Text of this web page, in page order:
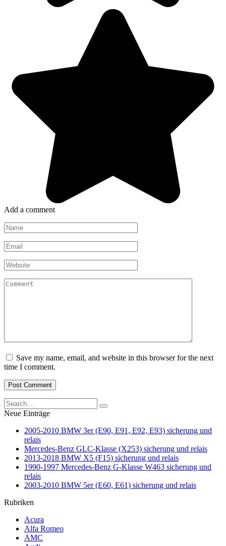
Add a comment
Name
*
Email
*
Website
Comment
Save my name, email, and website in this browser for the next
time I comment.
Search
for:
Neue Einträge
2005-2010 BMW 3er (E90, E91, E92, E93) sicherung und
relais
Mercedes-Benz GLC-Klasse (X253) sicherung und relais
2013-2018 BMW X5 (F15) sicherung und relais
1990-1997 Mercedes-Benz G-Klasse W463 sicherung und
relais
2003-2010 BMW 5er (E60, E61) sicherung und relais
Rubriken
Acura
Alfa Romeo
AMC